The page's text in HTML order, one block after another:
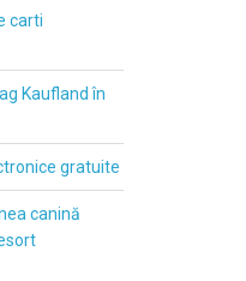
carti
Kaufland în
gratuite
canină